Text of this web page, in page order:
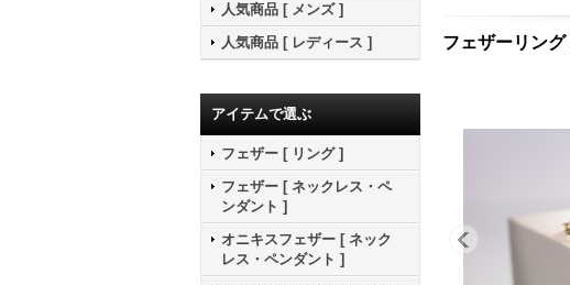
人気商品 [ メンズ ]
人気商品 [ レディース ]
アイテムで選ぶ
フェザー [ リング ]
フェザー [ ネックレス・ペ
ンダント ]
オニキスフェザー [ ネック
レス・ペンダント ]
フェザーリン